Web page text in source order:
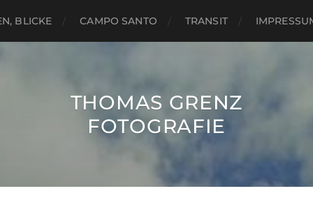
BLICKE CAMPO SANTO TRANSIT
THOMAS GRENZ
FOTOGRAFIE